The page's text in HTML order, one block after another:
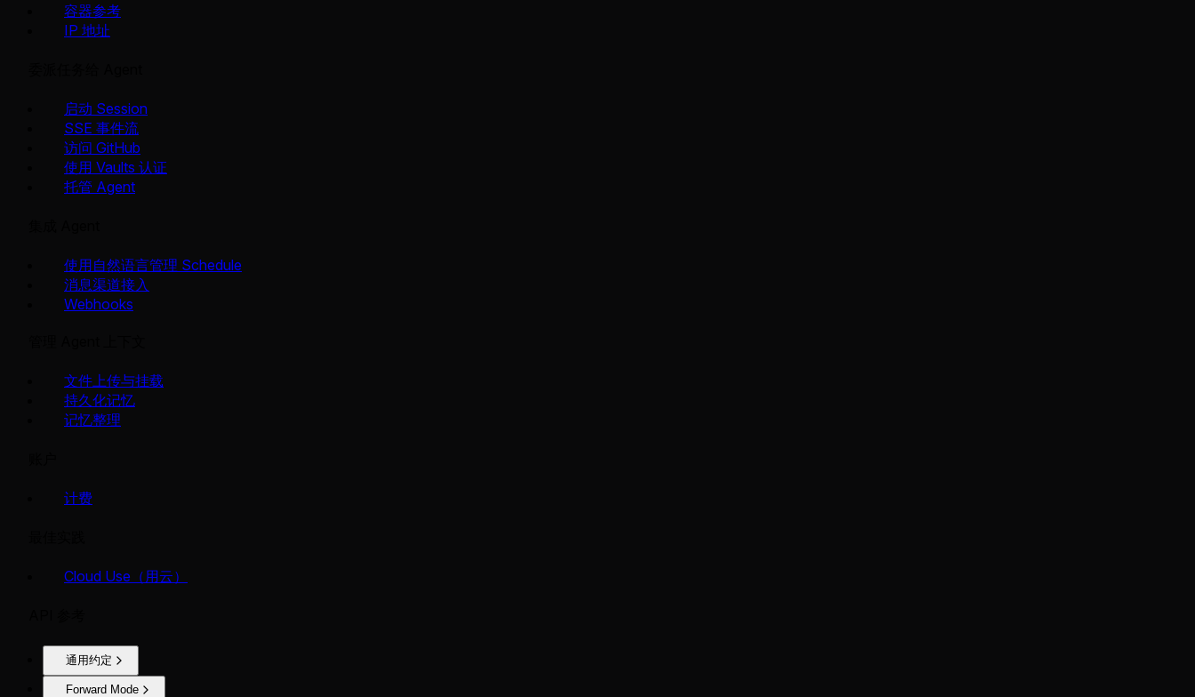
容器参考
IP 地址
启动 Session
SSE 事件流
访问 GitHub
使用 Vaults 认证
托管 Agent
使用自然语言管理 Schedule
消息渠道接入
Webhooks
文件上传与挂载
持久化记忆
记忆整理
计费
Cloud Use（用云）
通用约定
Forward Mode